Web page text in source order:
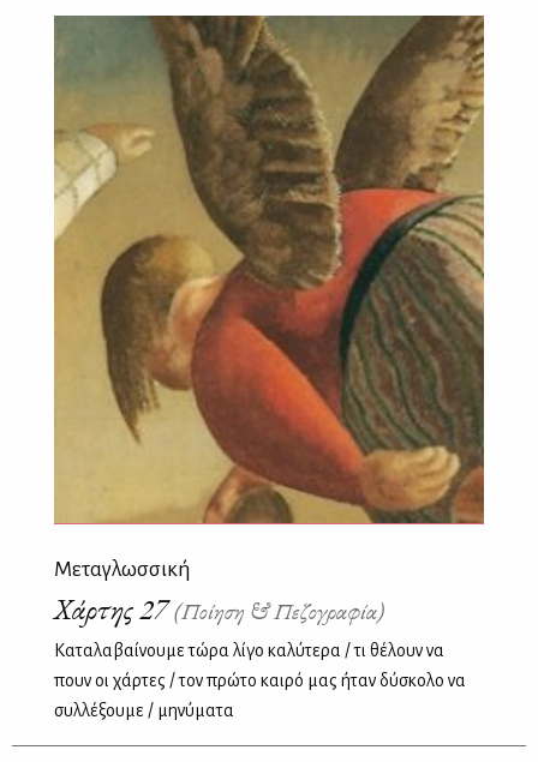
Μεταγλωσσική
Χάρτης 27(Ποίηση & Πεζογραφία)
Kαταλαβαίνουμε τώρα λίγο καλύτερα / τι θέλουν να
πουν οι χάρτες / τον πρώτο καιρό μας ήταν δύσκολο να
συλλέξουμε / μηνύματα